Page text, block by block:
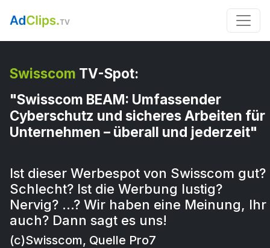
Swisscom TV-Spot:
"Swisscom BEAM: Umfassender
Cyberschutz und sicheres Arbeiten für
Unternehmen – überall und jederzeit"
Ist dieser Werbespot von Swisscom gut?
Schlecht? Ist die Werbung lustig?
Nervig? …? Wir haben eine Meinung, Ihr
auch? Dann sagt es uns!
(c)Swisscom, Quelle Pro7